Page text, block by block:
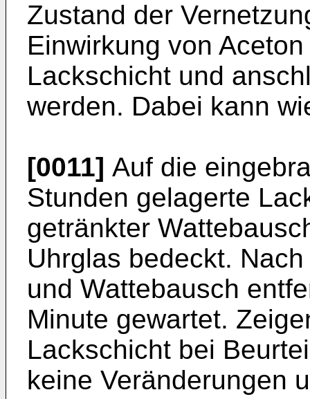
Zustand der
Einwirkung von
Lackschicht und
werden. Dabei kann
[0011] Auf die
Stunden gelagerte
getränkter
Uhrglas bedeckt.
und Wattebausch
Minute gewartet.
Lackschicht bei
keine Veränderungen